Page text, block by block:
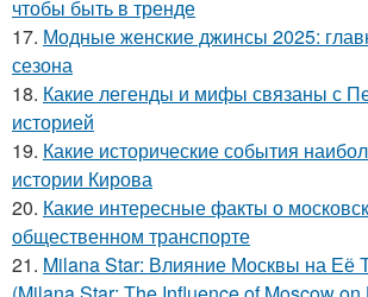
чтобы быть в тренде
17. Модные женские джинсы 2025:
сезона
18. Какие легенды и мифы связаны с
историей
19. Какие исторические события
истории Кирова
20. Какие интересные факты о
общественном транспорте
21. Milana Star: Влияние Москвы на Её